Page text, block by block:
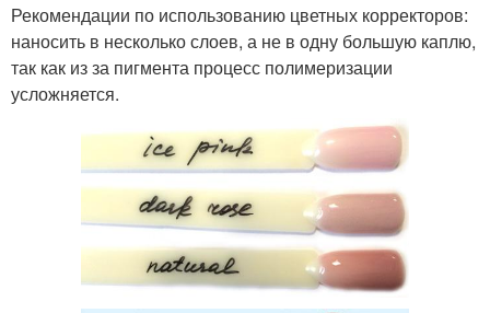
Рекомендации по использованию цветных корректоров:
наносить в несколько слоев, а не в одну большую каплю,
так как из за пигмента процесс полимеризации
усложняется.